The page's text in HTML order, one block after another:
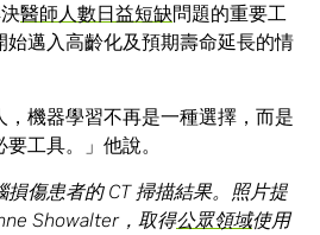
醫師人數日益短缺問題的重要工
邁入高齡化及預期壽命延長的情
，機器學習不再是一種選擇，而是
工具。」他說。
損傷患者的CT 掃描結果。照片提
Showalter，取得公眾領域使用